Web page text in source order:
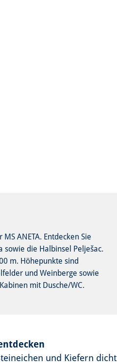
ANETA. Entdecken Sie
sowie die Halbinsel Pelješac.
m. Höhepunkte sind
und Weinberge sowie
mit Dusche/WC.
und Kiefern dicht